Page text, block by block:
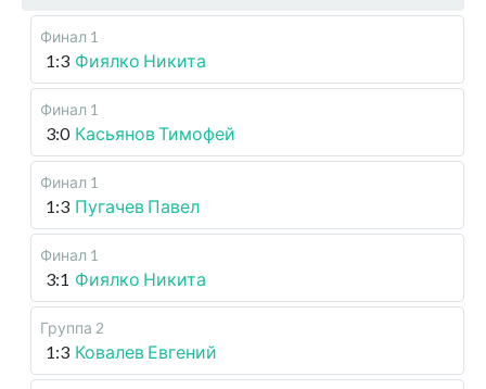
Финал 1
1:3 Фиялко Никита
Финал 1
3:0 Касьянов Тимофей
Финал 1
1:3 Пугачев Павел
Финал 1
3:1 Фиялко Никита
Группа 2
1:3 Ковалев Евгений